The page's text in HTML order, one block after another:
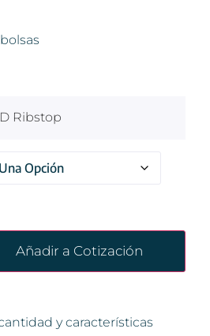
Ribstop
Añadir a Cotización
y características